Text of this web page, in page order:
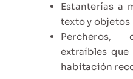
Estanterías a
texto y objetos
extraíbles
habitación